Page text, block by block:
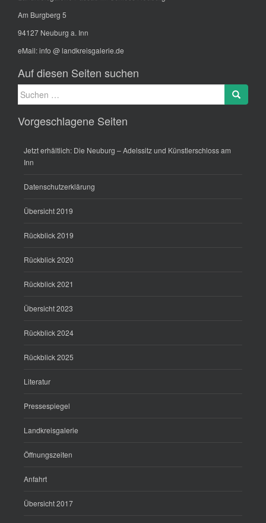
Am Burgberg 5
94127 Neuburg a. Inn
eMail:info @ landkreisgalerie.de
Auf diesen Seiten suchen
Suche
nach:
Search
Vorgeschlagene Seiten
Jetzt erhältlich: Die Neuburg – Adelssitz und Künstlerschloss am
Inn
Datenschutzerklärung
Übersicht 2019
Rückblick 2019
Rückblick 2020
Rückblick 2021
Übersicht 2023
Rückblick 2024
Rückblick 2025
Literatur
Pressespiegel
Landkreisgalerie
Öffnungszeiten
Anfahrt
Übersicht 2017